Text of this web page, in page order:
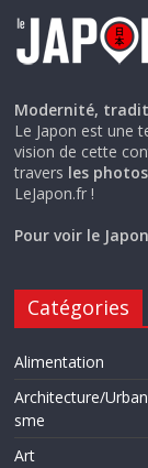
Modernité,
Le Japon est une
vision de cette
travers les
LeJapon.fr !
Pour voir le
Catégories
Alimentation
Architecture/
sme
Art